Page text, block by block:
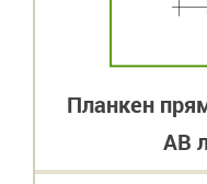
Планкен
АВ